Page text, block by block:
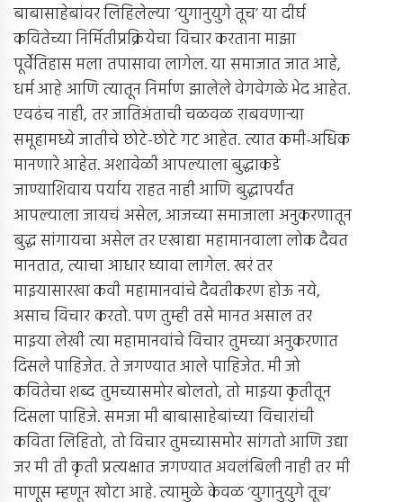
बाबासाहेबांवर लिहिलेल्या ‘युगानुयुगे तूच’ या दीर्घ
कवितेच्या निर्मितीप्रक्रियेचा विचार करताना माझा
पूर्वेेतिहास मला तपासावा लागेल. या समाजात जात आहे,
धर्म आहे आणि त्यातून निर्माण झालेले वेगवेगळे भेद आहेत.
एवढंच नाही, तर जातिअंताची चळवळ राबवणार्‍या
समूहामध्ये जातीचे छोटे-छोटे गट आहेत. त्यात कमी-अधिक
मानणारे आहेत. अशावेळी आपल्याला बुद्धाकडे
जाण्याशिवाय पर्याय राहत नाही आणि बुद्धापर्यंत
आपल्याला जायचं असेल, आजच्या समाजाला अनुकरणातून
बुद्ध सांगायचा असेल तर एखाद्या महामानवाला लोक दैवत
मानतात, त्याचा आधार घ्यावा लागेल. खरं तर
माझ्यासारखा कवी महामानवांचे दैवतीकरण होऊ नये,
असाच विचार करतो. पण तुम्ही तसे मानत असाल तर
माझ्या लेखी त्या महामानवांचे विचार तुमच्या अनुकरणात
दिसले पाहिजेत. ते जगण्यात आले पाहिजेत. मी जो
कवितेचा शब्द तुमच्यासमोर बोलतो, तो माझ्या कृतीतून
दिसला पाहिजे. समजा मी बाबासाहेबांच्या विचारांची
कविता लिहितो, तो विचार तुमच्यासमोर सांगतो आणि उद्या
जर मी ती कृती प्रत्यक्षात जगण्यात अवलंबिली नाही तर मी
माणूस म्हणून खोटा आहे. त्यामुळे केवळ ‘युगानुयुगे तूच’